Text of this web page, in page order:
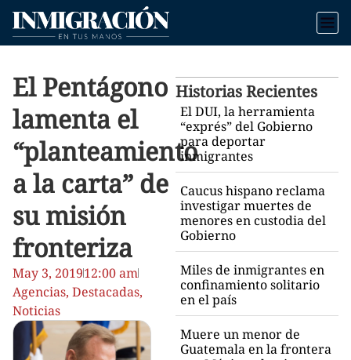
El Pentágono
lamenta el
“planteamiento
a la carta” de
su misión
fronteriza
May 3, 201912:00 am
Agencias, Destacadas,
Noticias
Historias Recientes
El DUI, la herramienta
“exprés” del Gobierno
para deportar
inmigrantes
Caucus hispano reclama
investigar muertes de
menores en custodia del
Gobierno
Miles de inmigrantes en
confinamiento solitario
en el país
Muere un menor de
Guatemala en la frontera